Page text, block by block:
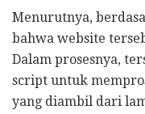
Menurutnya,
bahwa website
Dalam prosesnya,
script untuk
yang diambil dari